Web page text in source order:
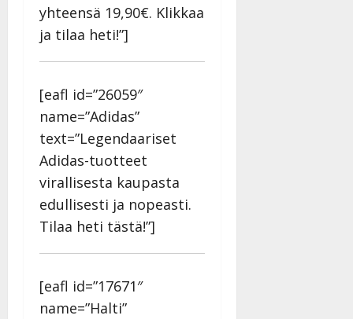
yhteensä 19,90€. Klikkaa
ja tilaa heti!”]
[eafl id=”26059″
name=”Adidas”
text=”Legendaariset
Adidas-tuotteet
virallisesta kaupasta
edullisesti ja nopeasti.
Tilaa heti tästä!”]
[eafl id=”17671″
name=”Halti”